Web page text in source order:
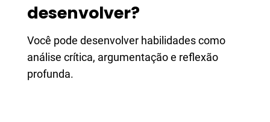
desenvolver?
Você pode desenvolver habilidades como
análise crítica, argumentação e reflexão
profunda.